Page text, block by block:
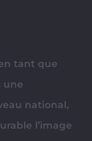
tant que
une
national,
l’image